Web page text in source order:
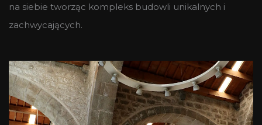
na siebie tworząc kompleks budowli unikalnych i
zachwycających.